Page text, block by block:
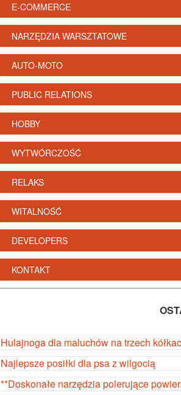
E-COMMERCE
NARZĘDZIA WARSZTATOWE
AUTO-MOTO
PUBLIC RELATIONS
HOBBY
WYTWÓRCZOŚĆ
RELAKS
WITALNOŚĆ
DEVELOPERS
KONTAKT
Hulajnoga dla maluchów na trzech
Najlepsze posiłki dla psa z wilgocią
**Doskonałe narzędzia polerujące